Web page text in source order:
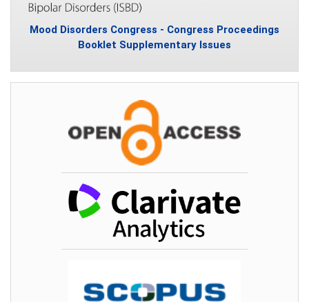
Mood Disorders Congress - Congress Proceedings
Booklet Supplementary Issues